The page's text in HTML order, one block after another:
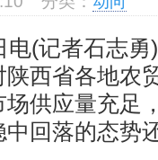
(记者石志
西省各地农
供应量充足
回落的态势